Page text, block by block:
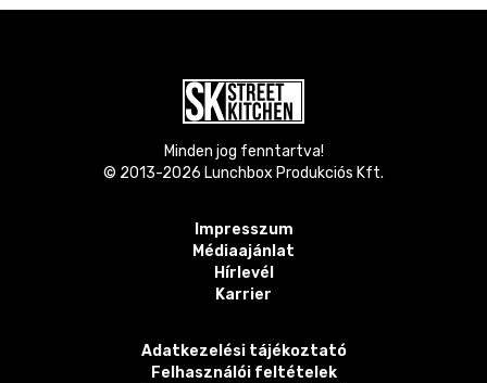
Minden jog fenntartva!
© 2013-2026 Lunchbox Produkciós Kft.
Impresszum
Médiaajánlat
Hírlevél
Karrier
Adatkezelési tájékoztató
Felhasználói feltételek